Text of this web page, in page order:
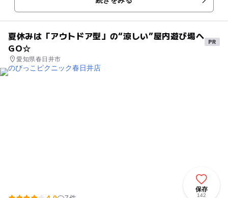
夏休みは「アウトドア型」の“涼しい”屋内遊び場へ
GO☆
愛知県春日井市
保存
142